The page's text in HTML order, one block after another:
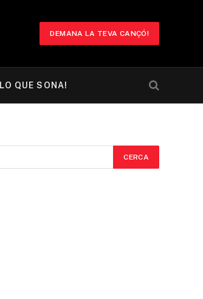
DEMANA LA TEVA CANÇÓ!
LO QUE SONA!